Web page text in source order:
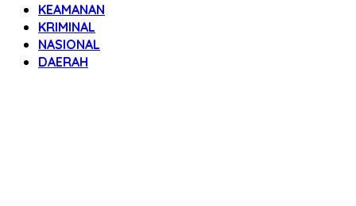
KEAMANAN
KRIMINAL
NASIONAL
DAERAH